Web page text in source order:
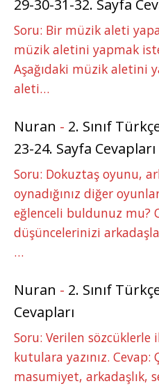
29-30-31-32. Sayfa
Soru: Bir müzik aleti
müzik aletini yapmak
Aşağıdaki müzik aletini
aleti…
Nuran - 2. Sınıf
23-24. Sayfa Cevapları
Soru: Dokuztaş oyunu,
oynadığınız diğer
eğlenceli buldunuz mu?
düşüncelerinizi
…
Nuran - 2. Sınıf
Cevapları
Soru: Verilen sözcüklerle
kutulara yazınız. Cevap:
masumiyet, arkadaşlık,